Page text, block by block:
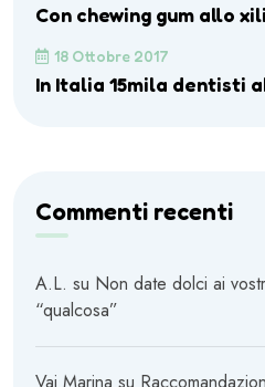
Con chewing gum allo
18 Ottobre 2017
In Italia 15mila dentisti
Commenti recenti
A.L. su Non date dolci ai
“qualcosa”